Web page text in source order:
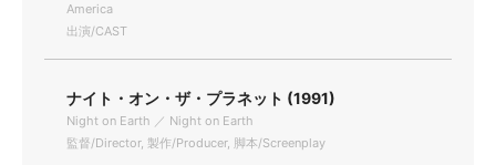
America
出演/CAST
ナイト・オン・ザ・プラネット (1991)
Night on Earth ／ Night on Earth
監督/Director, 製作/Producer, 脚本/Screenplay